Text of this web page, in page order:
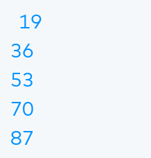
19
36
53
70
87